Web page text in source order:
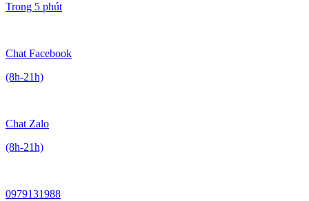
Trong 5 phút
Chat Facebook
(8h-21h)
Chat Zalo
(8h-21h)
0979131988